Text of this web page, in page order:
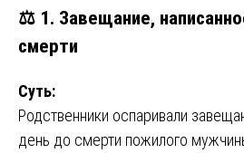
⚖️ 1. Завещание,
смерти
Суть:
Родственники оспаривали
день до смерти пожилого